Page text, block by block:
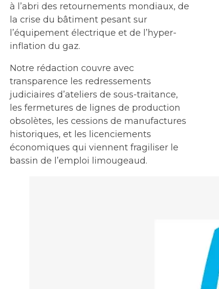
à l’abri des retournements mondiaux, de
la crise du bâtiment pesant sur
l’équipement électrique et de l’hyper-
inflation du gaz.
Notre rédaction couvre avec
transparence les redressements
judiciaires d’ateliers de sous-traitance,
les fermetures de lignes de production
obsolètes, les cessions de manufactures
historiques, et les licenciements
économiques qui viennent fragiliser le
bassin de l’emploi limougeaud.